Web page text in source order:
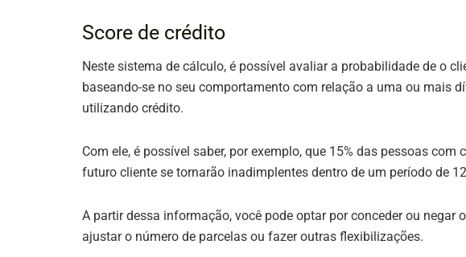
Score de crédito
Neste sistema de cálculo, é possível avaliar a probabilidade de o
baseando-se no seu comportamento com relação a uma ou mais
utilizando crédito.
Com ele, é possível saber, por exemplo, que 15% das pessoas
futuro cliente se tornarão inadimplentes dentro de um período de
A partir dessa informação, você pode optar por conceder ou negar
ajustar o número de parcelas ou fazer outras flexibilizações.